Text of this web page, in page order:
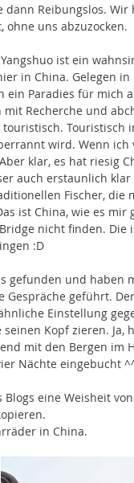
dann Reibungslos.
ohne uns abzuzocken.
ist ein
in China. Gelegen
ein Paradies für mich
Recherche und
Touristisch
wird. Wenn ich
klar, es hat riesig
auch erstaunlich
Fischer, die
ist China, wie es
nicht finden.
:D
gefunden und haben
Gespräche geführt.
Einstellung
Kopf zieren. Ja,
mit den Bergen im
Nächte eingebucht
eine Weisheit
in China.